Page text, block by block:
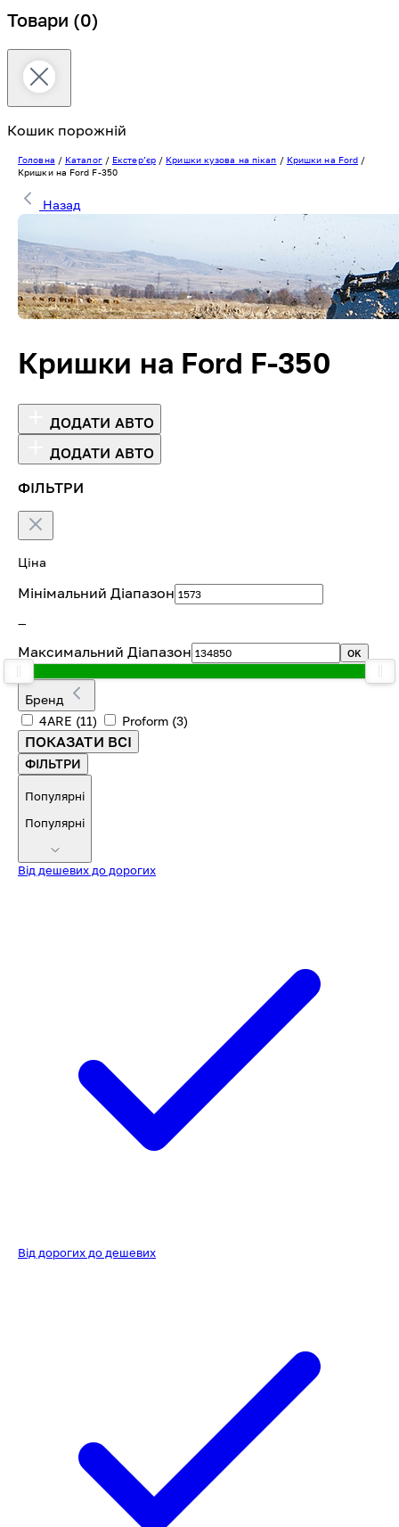
Товари (0)
Кошик порожній
Головна / Каталог/ Екстерʼєр/ Кришки кузова на пікап / Кришки на Ford /
Кришки на Ford F-350
Назад
Кришки на Ford F-350
ДОДАТИ АВТО
ДОДАТИ АВТО
ФІЛЬТРИ
Ціна
Мінімальний Діапазон
—
Максимальний Діапазон OK
Бренд
4ARE (11) Proform (3)
ПОКАЗАТИ ВСІ
ФІЛЬТРИ
Популярні
Популярні
Від дешевих до дорогих
Від дорогих до дешевих